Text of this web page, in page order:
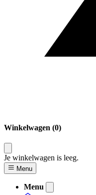
Winkelwagen (0)
Je winkelwagen is leeg.
Menu
Menu